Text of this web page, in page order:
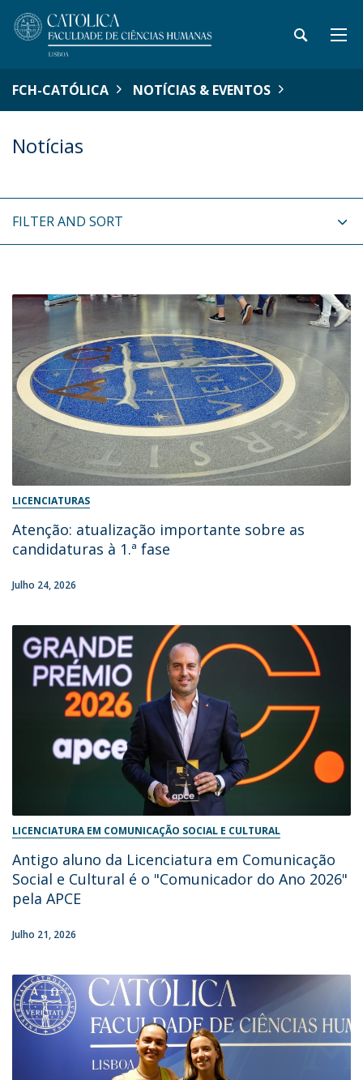
FCH-CATÓLICA NOTÍCIAS & EVENTOS
Notícias
FILTER AND SORT
LICENCIATURAS
Atenção: atualização importante sobre as
candidaturas à 1.ª fase
Julho 24, 2026
LICENCIATURA EM COMUNICAÇÃO SOCIAL E CULTURAL
Antigo aluno da Licenciatura em Comunicação
Social e Cultural é o "Comunicador do Ano 2026"
pela APCE
Julho 21, 2026